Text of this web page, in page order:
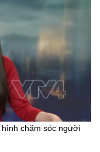
chăm sóc người